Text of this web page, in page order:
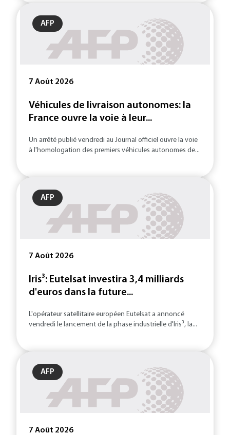
AFP
7 Août 2026
Véhicules de livraison autonomes: la
France ouvre la voie à leur...
Un arrêté publié vendredi au Journal officiel ouvre la voie
à l'homologation des premiers véhicules autonomes de...
AFP
7 Août 2026
Iris³: Eutelsat investira 3,4 milliards
d'euros dans la future...
L'opérateur satellitaire européen Eutelsat a annoncé
vendredi le lancement de la phase industrielle d'Iris³, la...
AFP
7 Août 2026